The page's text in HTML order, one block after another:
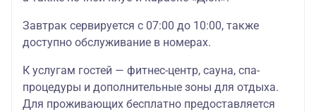
Завтрак сервируется с 07:00 до 10:00, также
доступно обслуживание в номерах.
К услугам гостей — фитнес-центр, сауна, спа-
процедуры и дополнительные зоны для отдыха.
Для проживающих бесплатно предоставляется